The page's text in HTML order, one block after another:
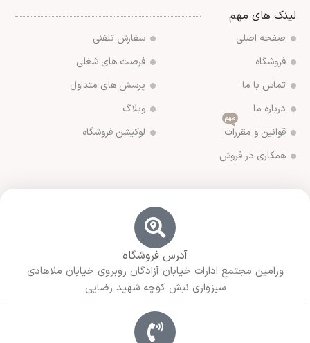
لینک های مهم
صفحه اصلی
فروشگاه
تماس با ما
درباره ما
قوانین و مقررات
مهم
همکاری در فروش
سفارش تلفنی
فرصت های شغلی
پرسش های متداول
وبلاگ
لوکیشن فروشگاه
آدرس فروشگاه
ورامین مجتمع ادارات خیابان آزادگان روبروی خیابان ملاهادی
سبزواری نبش کوچه شهید رضایی